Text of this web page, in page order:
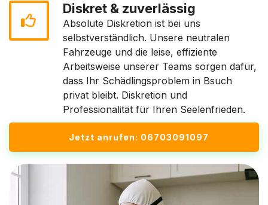
Diskret & zuverlässig
Absolute Diskretion ist bei uns
selbstverständlich. Unsere neutralen
Fahrzeuge und die leise, effiziente
Arbeitsweise unserer Teams sorgen dafür,
dass Ihr Schädlingsproblem in Bsuch
privat bleibt. Diskretion und
Professionalität für Ihren Seelenfrieden.
Jetzt anrufen: 06703091097